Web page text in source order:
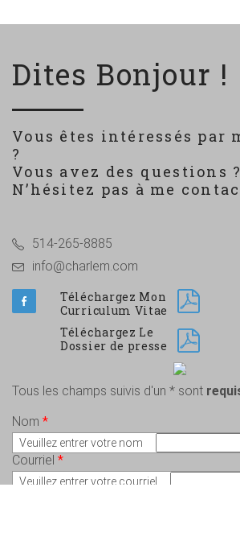
Dites Bonjour !
Vous êtes intéressés par
?
Vous avez des questions ?
N’hésitez pas à me
514-265-8885
info@charlem.com
Téléchargez Mon
Curriculum Vitae
Téléchargez Le
Dossier de presse
Tous les champs suivis d'un * sont
Nom *
Veuillez entrer votre nom
Courriel *
Veuillez entrer votre courriel